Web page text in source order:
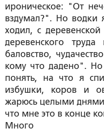
ироническое: "От
вздумал?". Но водки
ходил, с
деревенского
баловство,
кому что дадено".
понять, на что я
избушки, коров и
жарюсь целыми днями
что мне это в конце
Много